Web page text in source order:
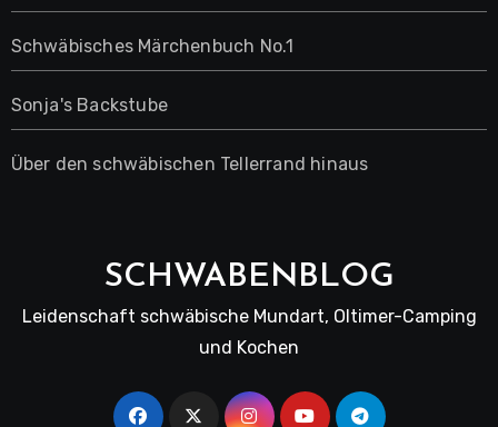
Schwäbisches Märchenbuch No.1
Sonja's Backstube
Über den schwäbischen Tellerrand hinaus
SCHWABENBLOG
Leidenschaft schwäbische Mundart, Oltimer-Camping
und Kochen